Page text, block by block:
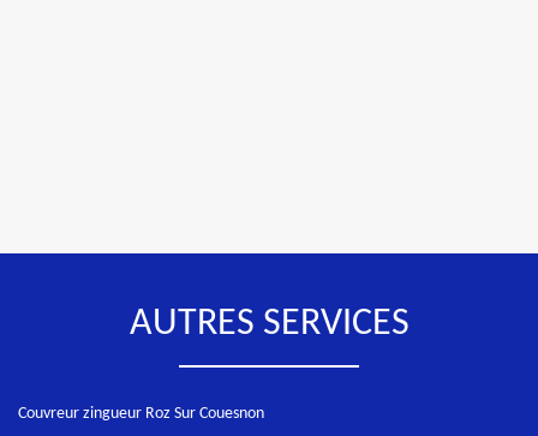
AUTRES SERVICES
Couvreur zingueur Roz Sur Couesnon